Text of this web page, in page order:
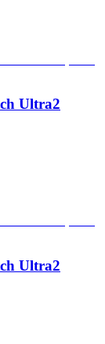
Ultra2
Ultra2